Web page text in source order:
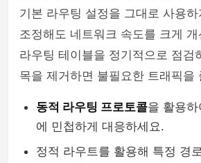
기본 라우팅 설정을 그대로 사용
조정해도 네트워크 속도를 크게
라우팅 테이블을 정기적으로 점검
목을 제거하면 불필요한 트래픽을
동적 라우팅 프로토콜을 활용
에 민첩하게 대응하세요.
정적 라우트를 활용해 특정 경